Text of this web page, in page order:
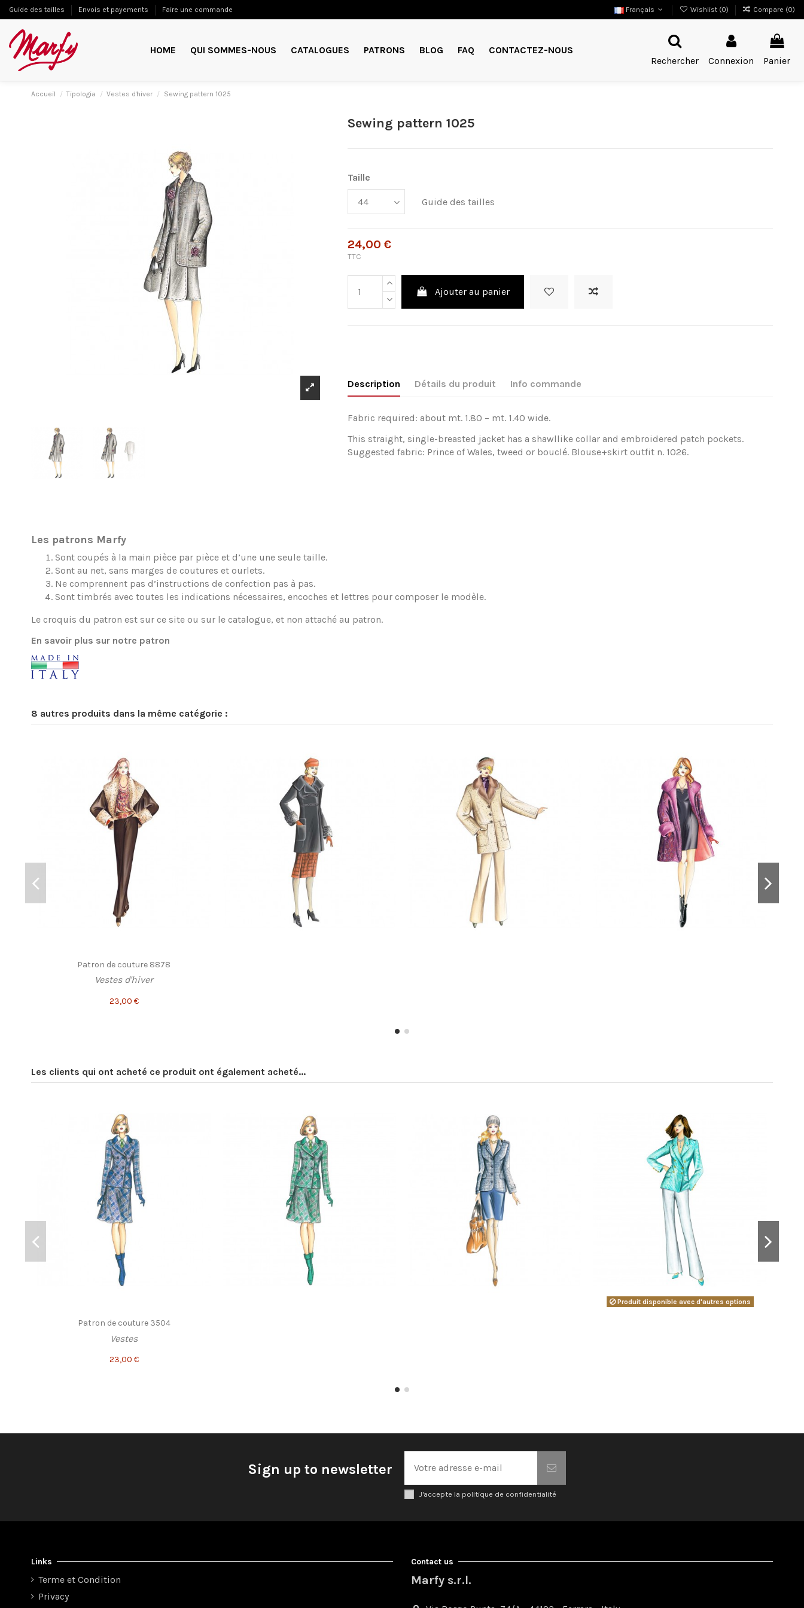
Guide des tailles Envois et payements Faire une commande Français Wishlist (0) Compare (0)
HOME QUI SOMMES-NOUS CATALOGUES PATRONS BLOG FAQ
CONTACTEZ-NOUS
Rechercher
Connexion Panier
Accueil Tipologia Vestes d'hiver Sewing pattern 1025
Sewing pattern 1025
Taille
Guide des tailles
24,00 €
TTC
Ajouter au panier
Description Détails du produit Info commande
Fabric required: about mt. 1.80 – mt. 1.40 wide.
This straight, single-breasted jacket has a shawllike collar and embroidered patch pockets.
Suggested fabric: Prince of Wales, tweed or bouclé. Blouse+skirt outfit n. 1026.
Les patrons Marfy
Sont coupés à la main pièce par pièce et d’une une seule taille.
Sont au net, sans marges de coutures et ourlets.
Ne comprennent pas d’instructions de confection pas à pas.
Sont timbrés avec toutes les indications nécessaires, encoches et lettres pour composer le modèle.
Le croquis du patron est sur ce site ou sur le catalogue, et non attaché au patron.
En savoir plus sur notre patron
8 autres produits dans la même catégorie :
Patron de couture 8878
Vestes d'hiver
23,00 €
Les clients qui ont acheté ce produit ont également acheté...
Patron de couture 3504
Vestes
23,00 €
Produit disponible avec d'autres options
Sign up to newsletter
J'accepte la politique de confidentialité
Links
Terme et Condition
Privacy
Contact us
Marfy s.r.l.